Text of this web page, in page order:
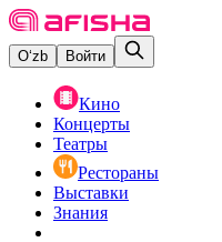
O‘zb Войти
Кино
Концерты
Театры
Рестораны
Выставки
Знания